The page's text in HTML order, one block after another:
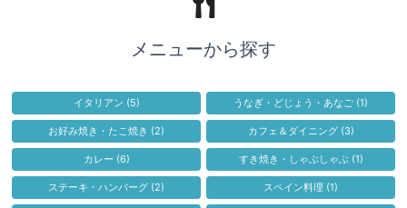
メニューから探す
イタリアン (5) うなぎ・どじょう・あなご (1)
お好み焼き・たこ焼き (2) カフェ＆ダイニング (3)
カレー (6) すき焼き・しゃぶしゃぶ (1)
ステーキ・ハンバーグ (2) スペイン料理 (1)